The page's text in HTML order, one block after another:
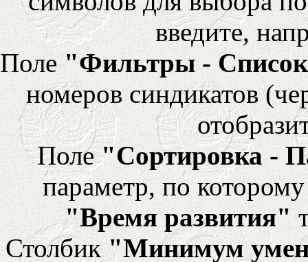
введите,
Поле "Фильтры -
номеров синдикатов
Поле"Сортировка -
параметр, по
"Время развития"
Столбик"Минимум